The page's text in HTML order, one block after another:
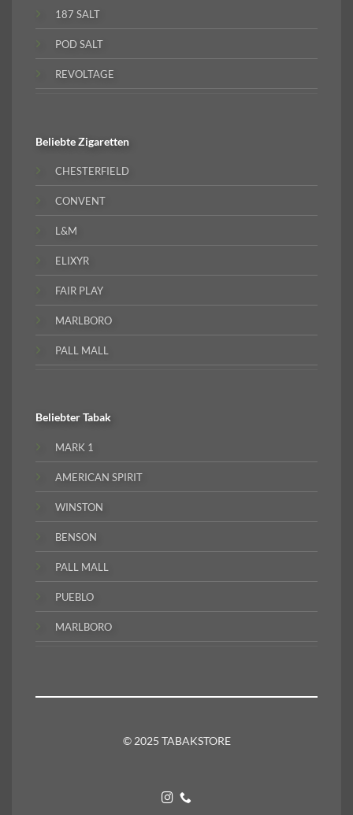
187 SALT
POD SALT
REVOLTAGE
BeliebteZigaretten
CHESTERFIELD
CONVENT
L&M
ELIXYR
FAIR PLAY
MARLBORO
PALL MALL
BeliebterTabak
MARK 1
AMERICAN SPIRIT
WINSTON
BENSON
PALL MALL
PUEBLO
MARLBORO
© 2025 TABAKSTORE